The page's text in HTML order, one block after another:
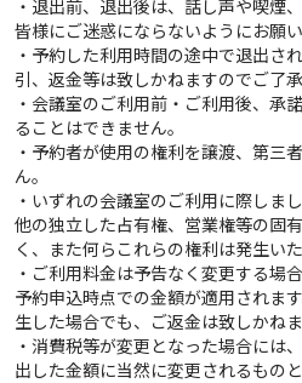
・退出前、退出後は、話し声や喫煙
皆様にご迷惑にならないようにお願い
・予約した利用時間の途中で退出さ
引、返金等は致しかねますのでご了承
・会議室のご利用前・ご利用後、承
ることはできません。
・予約者が使用の権利を譲渡、第三
ん。
・いずれの会議室のご利用に際しま
他の独立した占有権、営業権等の固
く、また何らこれらの権利は発生いた
・ご利用料金は予告なく変更する場
予約申込時点での金額が適用されま
生した場合でも、ご返金は致しかね
・消費税等が変更となった場合には
出した金額に当然に変更されるものと